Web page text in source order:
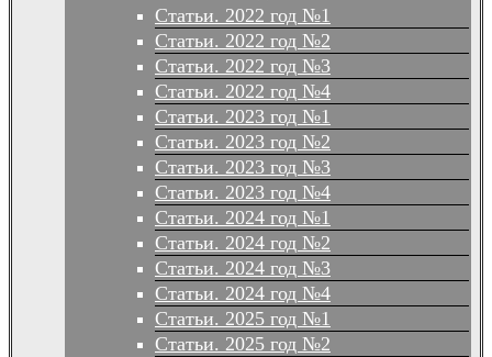
Статьи. 2022 год №1
Статьи. 2022 год №2
Статьи. 2022 год №3
Статьи. 2022 год №4
Статьи. 2023 год №1
Статьи. 2023 год №2
Статьи. 2023 год №3
Статьи. 2023 год №4
Статьи. 2024 год №1
Статьи. 2024 год №2
Статьи. 2024 год №3
Статьи. 2024 год №4
Статьи. 2025 год №1
Статьи. 2025 год №2